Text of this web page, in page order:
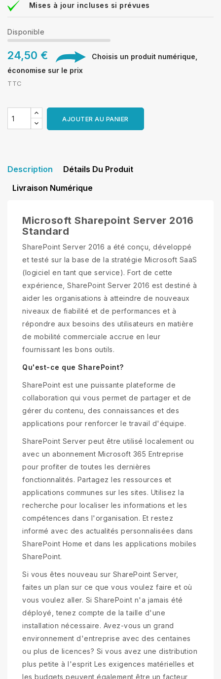
Mises à jour incluses si prévues
Disponible
24,50 €
Choisis un produit numérique,
économise sur le prix
TTC
AJOUTER AU PANIER
Description
Détails Du Produit
Livraison Numérique
Microsoft Sharepoint Server 2016
Standard
SharePoint Server 2016 a été conçu, développé
et testé sur la base de la stratégie Microsoft SaaS
(logiciel en tant que service). Fort de cette
expérience, SharePoint Server 2016 est destiné à
aider les organisations à atteindre de nouveaux
niveaux de fiabilité et de performances et à
répondre aux besoins des utilisateurs en matière
de mobilité commerciale accrue en leur
fournissant les bons outils.
Qu'est-ce que SharePoint?
SharePoint est une puissante plateforme de
collaboration qui vous permet de partager et de
gérer du contenu, des connaissances et des
applications pour renforcer le travail d'équipe.
SharePoint Server peut être utilisé localement ou
avec un abonnement Microsoft 365 Entreprise
pour profiter de toutes les dernières
fonctionnalités. Partagez les ressources et
applications communes sur les sites. Utilisez la
recherche pour localiser les informations et les
compétences dans l'organisation. Et restez
informé avec des actualités personnalisées dans
SharePoint Home et dans les applications mobiles
SharePoint.
Si vous êtes nouveau sur SharePoint Server,
faites un plan sur ce que vous voulez faire et où
vous voulez aller. Si SharePoint n'a jamais été
déployé, tenez compte de la taille d'une
installation nécessaire. Avez-vous un grand
environnement d'entreprise avec des centaines
ou plus de licences? Si vous avez une distribution
plus petite à l'esprit Les exigences matérielles et
les budgets peuvent également être un facteur